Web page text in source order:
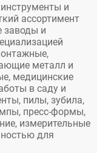
и
ассортимент
заводы и
металл и
медицинские
в саду и
пилы, зубила,
пресс-формы,
измерительные
для